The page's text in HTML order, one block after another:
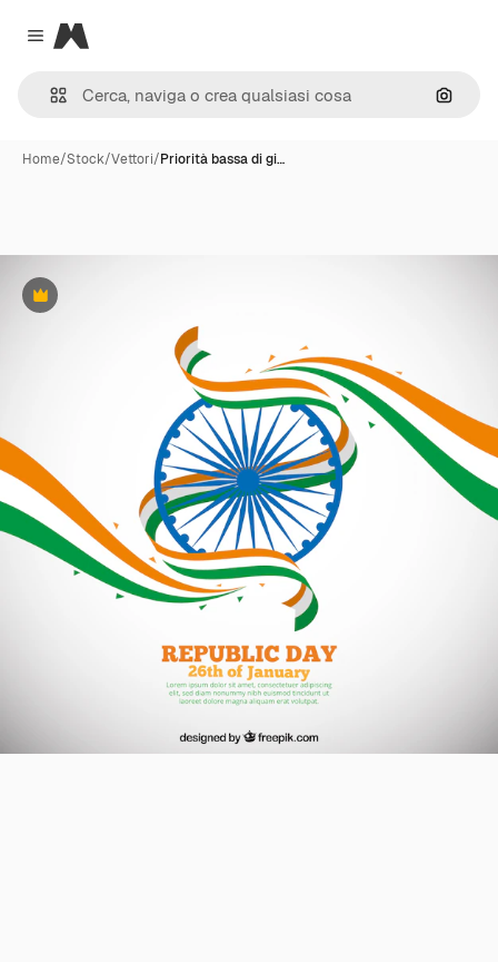
Close menu
Magnific
Cerca
Home/Stock/Vettori/Priorità bassa di gi…
Premium